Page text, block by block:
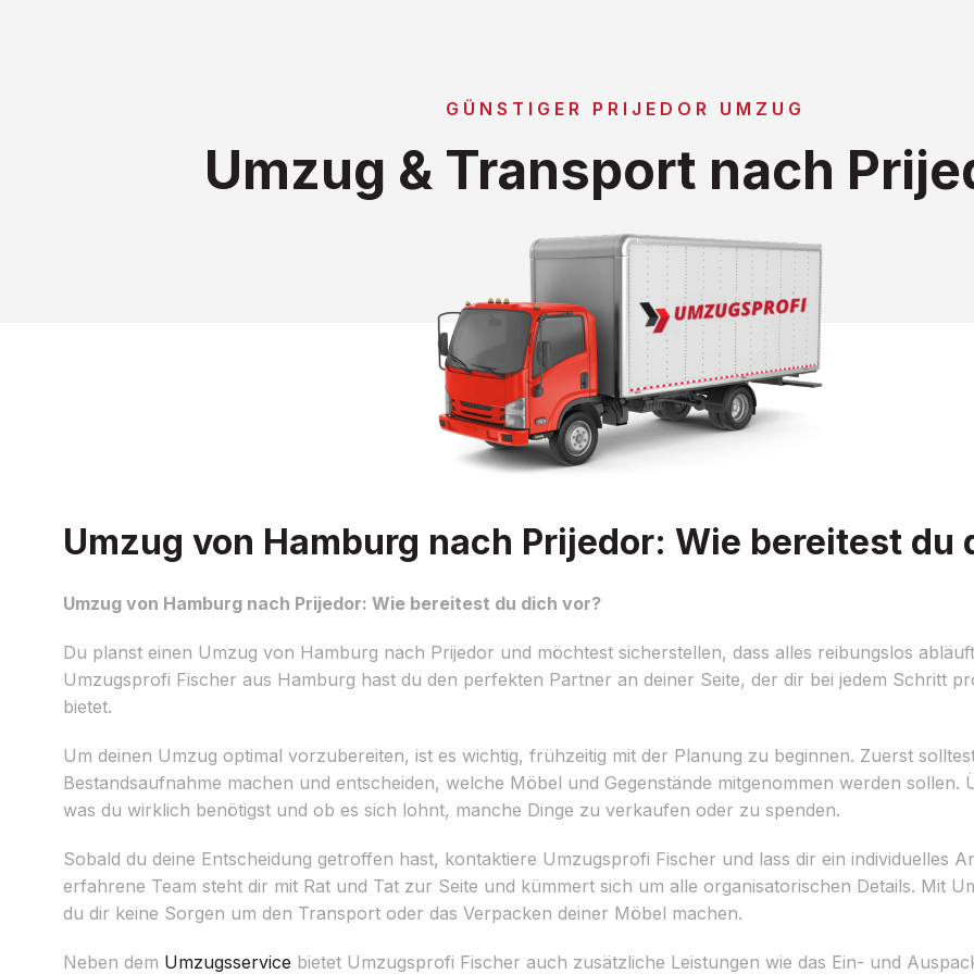
GÜNSTIGER PRIJEDOR UMZUG
Umzug & Transport nach
Umzug von Hamburg nach Prijedor: Wie bereitest du
Umzug von Hamburg nach Prijedor: Wie bereitest du dich vor?
Du planst einen Umzug von Hamburg nach Prijedor und möchtest sicherstellen, dass alles reibungslos
Umzugsprofi Fischer aus Hamburg hast du den perfekten Partner an deiner Seite, der dir bei jedem Schritt
bietet.
Um deinen Umzug optimal vorzubereiten, ist es wichtig, frühzeitig mit der Planung zu beginnen. Zuerst
Bestandsaufnahme machen und entscheiden, welche Möbel und Gegenstände mitgenommen werden sollen.
was du wirklich benötigst und ob es sich lohnt, manche Dinge zu verkaufen oder zu spenden.
Sobald du deine Entscheidung getroffen hast, kontaktiere Umzugsprofi Fischer und lass dir ein individuelles
erfahrene Team steht dir mit Rat und Tat zur Seite und kümmert sich um alle organisatorischen Details. Mit
du dir keine Sorgen um den Transport oder das Verpacken deiner Möbel machen.
Neben dem Umzugsservice bietet Umzugsprofi Fischer auch zusätzliche Leistungen wie das Ein- und